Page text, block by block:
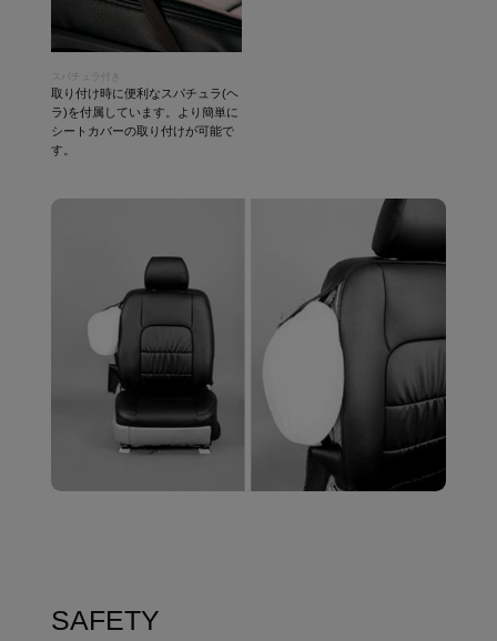
スパチュラ付き
取り付け時に便利なスパチュラ(ヘ
ラ)を付属しています。より簡単に
シートカバーの取り付けが可能で
す。
SAFETY